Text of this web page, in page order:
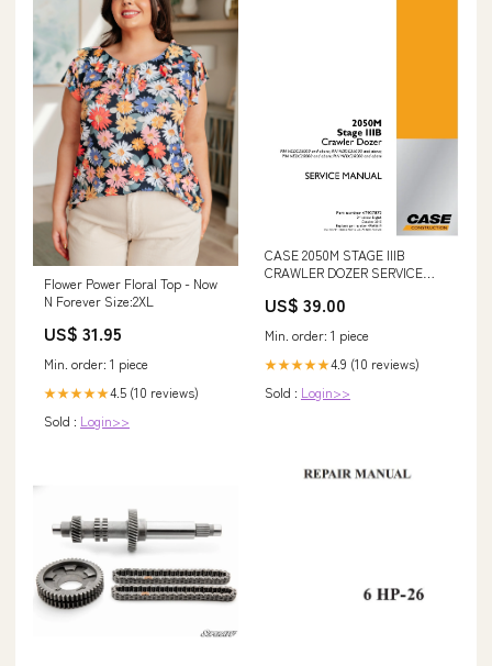
Flower Power Floral Top - Now
N Forever Size:2XL
US$ 31.95
Min. order: 1 piece
★★★★★4.5 (10 reviews)
Sold : Login>>
CASE 2050M STAGE IIIB
CRAWLER DOZER SERVICE
325D
US$ 39.00
Min. order: 1 piece
★★★★★4.9 (10 reviews)
Sold : Login>>